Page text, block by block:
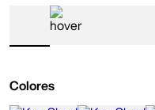
Colores